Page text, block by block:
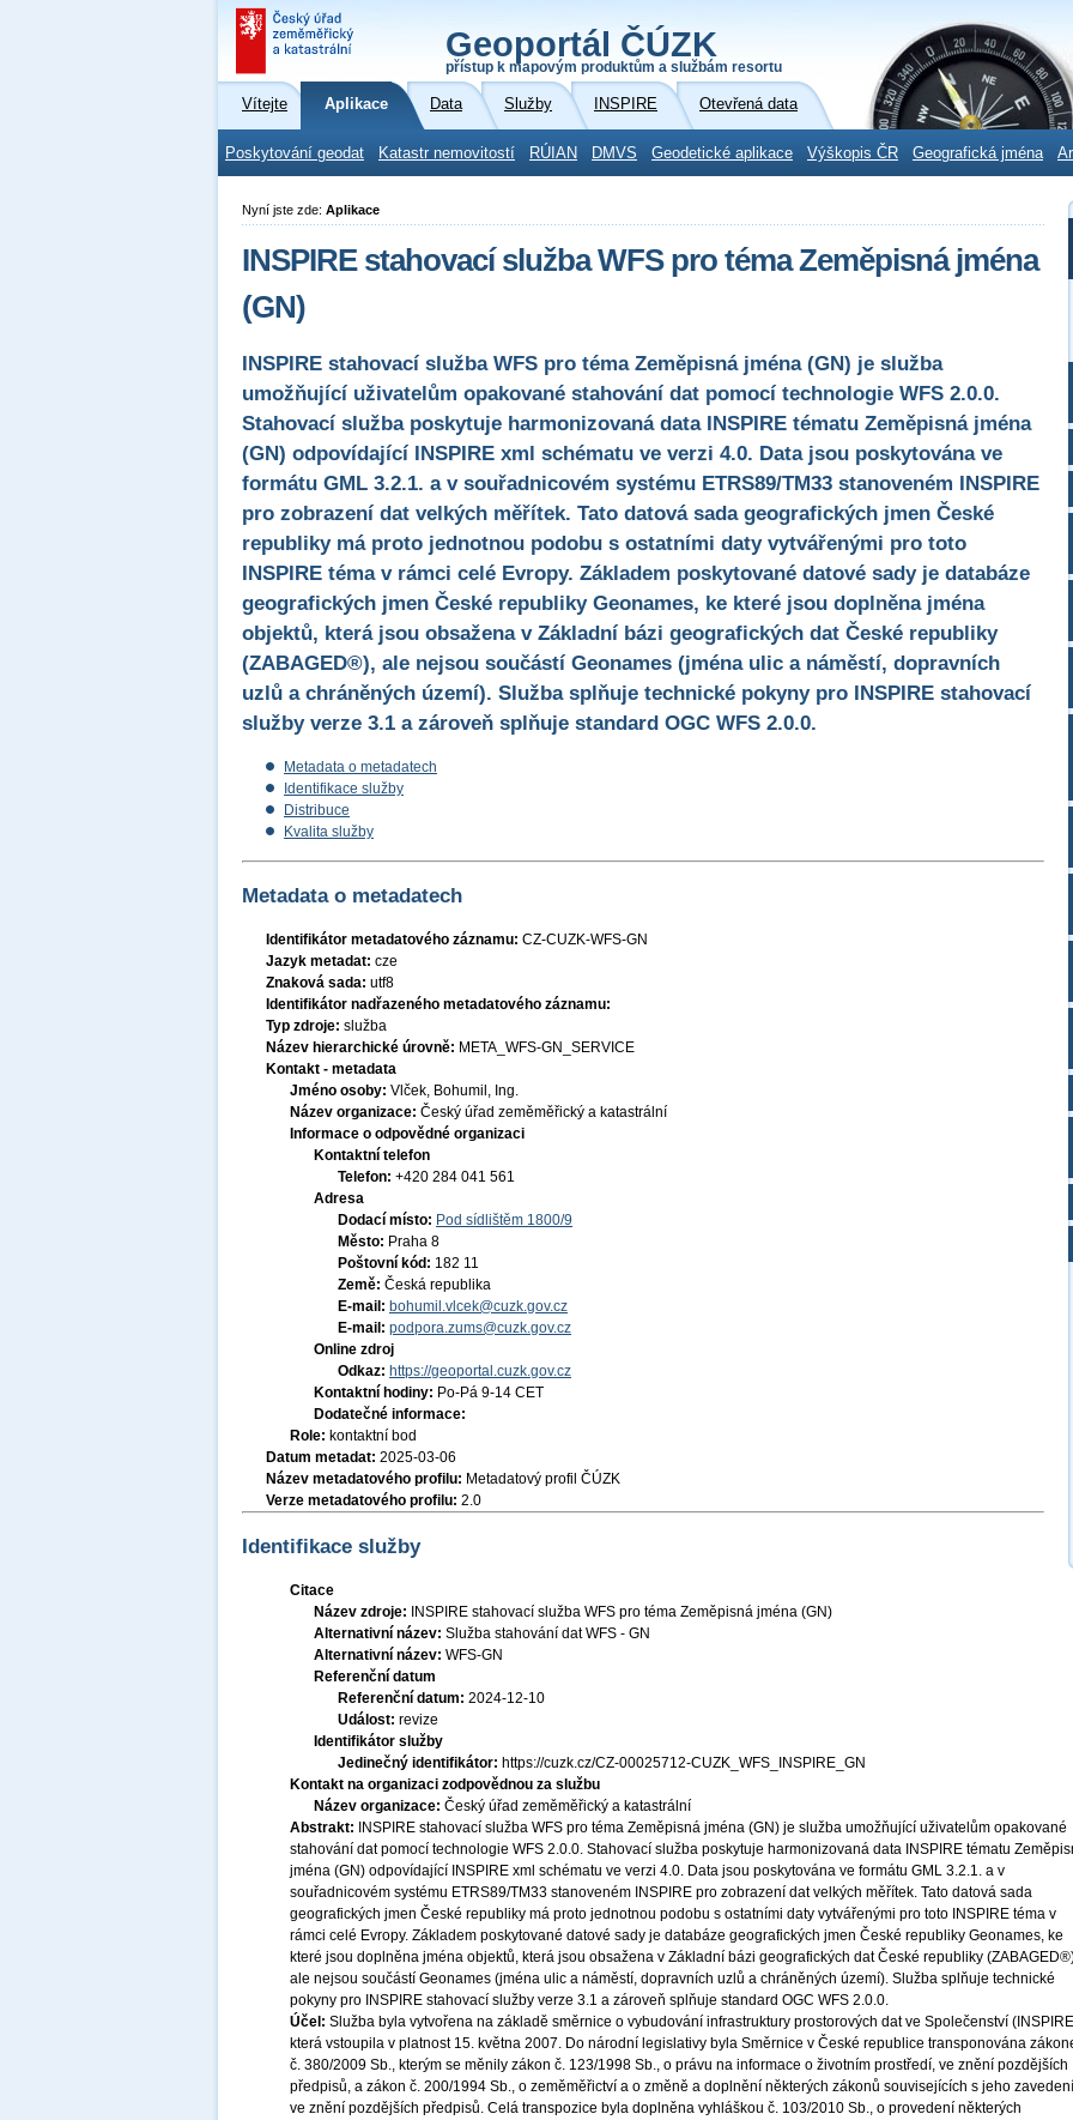
Geoportál ČÚZK
přístup k mapovým produktům a službám resortu
Vítejte Aplikace Data Služby INSPIRE Otevřená data
Poskytování geodat Katastr nemovitostí RÚIAN DMVS Geodetické aplikace Výškopis ČR Geografická jména
Nyní jste zde: Aplikace
INSPIRE stahovací služba WFS pro téma Zeměpisná jména
(GN)
INSPIRE stahovací služba WFS pro téma Zeměpisná jména (GN) je služba
umožňující uživatelům opakované stahování dat pomocí technologie WFS 2.0.0.
Stahovací služba poskytuje harmonizovaná data INSPIRE tématu Zeměpisná jména
(GN) odpovídající INSPIRE xml schématu ve verzi 4.0. Data jsou poskytována ve
formátu GML 3.2.1. a v souřadnicovém systému ETRS89/TM33 stanoveném INSPIRE
pro zobrazení dat velkých měřítek. Tato datová sada geografických jmen České
republiky má proto jednotnou podobu s ostatními daty vytvářenými pro toto
INSPIRE téma v rámci celé Evropy. Základem poskytované datové sady je databáze
geografických jmen České republiky Geonames, ke které jsou doplněna jména
objektů, která jsou obsažena v Základní bázi geografických dat České republiky
(ZABAGED®), ale nejsou součástí Geonames (jména ulic a náměstí, dopravních
uzlů a chráněných území). Služba splňuje technické pokyny pro INSPIRE stahovací
služby verze 3.1 a zároveň splňuje standard OGC WFS 2.0.0.
Metadata o metadatech
Identifikace služby
Distribuce
Kvalita služby
Metadata o metadatech
Identifikátor metadatového záznamu: CZ-CUZK-WFS-GN
Jazyk metadat: cze
Znaková sada: utf8
Identifikátor nadřazeného metadatového záznamu:
Typ zdroje: služba
Název hierarchické úrovně: META_WFS-GN_SERVICE
Kontakt - metadata
Jméno osoby: Vlček, Bohumil, Ing.
Název organizace: Český úřad zeměměřický a katastrální
Informace o odpovědné organizaci
Kontaktní telefon
Telefon: +420 284 041 561
Adresa
Dodací místo: Pod sídlištěm 1800/9
Město: Praha 8
Poštovní kód: 182 11
Země: Česká republika
E-mail: bohumil.vlcek@cuzk.gov.cz
E-mail: podpora.zums@cuzk.gov.cz
Online zdroj
Odkaz: https://geoportal.cuzk.gov.cz
Kontaktní hodiny: Po-Pá 9-14 CET
Dodatečné informace:
Role: kontaktní bod
Datum metadat: 2025-03-06
Název metadatového profilu: Metadatový profil ČÚZK
Verze metadatového profilu: 2.0
Identifikace služby
Citace
Název zdroje:
INSPIRE stahovací služba WFS pro téma Zeměpisná jména (GN)
Alternativní název: Služba stahování dat WFS - GN
Alternativní název: WFS-GN
Referenční datum
Referenční datum: 2024-12-10
Událost: revize
Identifikátor služby
Jedinečný identifikátor: https://cuzk.cz/CZ-00025712-CUZK_WFS_INSPIRE_GN
Kontakt na organizaci zodpovědnou za službu
Název organizace: Český úřad zeměměřický a katastrální
Abstrakt:
INSPIRE stahovací služba WFS pro téma Zeměpisná jména (GN) je služba umožňující uživatelům opakované
stahování dat pomocí technologie WFS 2.0.0. Stahovací služba poskytuje harmonizovaná data INSPIRE tématu
jména (GN) odpovídající INSPIRE xml schématu ve verzi 4.0. Data jsou poskytována ve formátu GML 3.2.1. a v
souřadnicovém systému ETRS89/TM33 stanoveném INSPIRE pro zobrazení dat velkých měřítek. Tato datová sada
geografických jmen České republiky má proto jednotnou podobu s ostatními daty vytvářenými pro toto INSPIRE téma v
rámci celé Evropy. Základem poskytované datové sady je databáze geografických jmen České republiky Geonames, ke
které jsou doplněna jména objektů, která jsou obsažena v Základní bázi geografických dat České republiky
ale nejsou součástí Geonames (jména ulic a náměstí, dopravních uzlů a chráněných území). Služba splňuje technické
pokyny pro INSPIRE stahovací služby verze 3.1 a zároveň splňuje standard OGC WFS 2.0.0.
Účel: Služba byla vytvořena na základě směrnice o vybudování infrastruktury prostorových dat ve Společenství
která vstoupila v platnost 15. května 2007. Do národní legislativy byla Směrnice v České republice transponována
č. 380/2009 Sb., kterým se měnily zákon č. 123/1998 Sb., o právu na informace o životním prostředí, ve znění pozdějších
předpisů, a zákon č. 200/1994 Sb., o zeměměřictví a o změně a doplnění některých zákonů souvisejících s jeho
ve znění pozdějších předpisů. Celá transpozice byla doplněna vyhláškou č. 103/2010 Sb., o provedení některých